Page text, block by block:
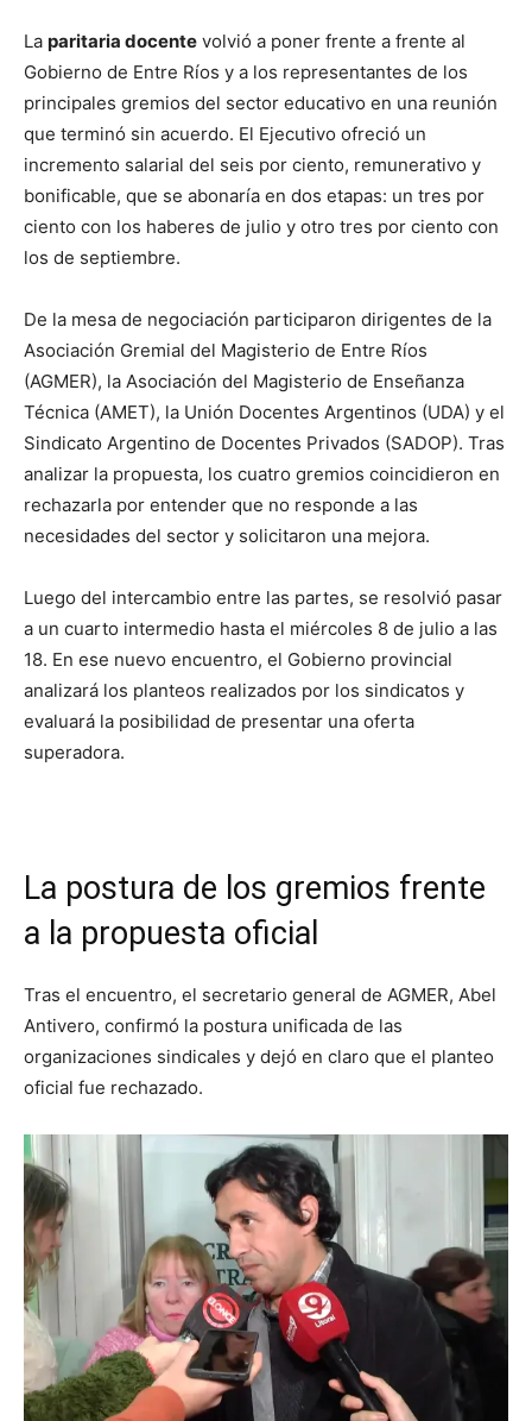
La paritaria docente volvió a poner frente a frente al
Gobierno de Entre Ríos y a los representantes de los
principales gremios del sector educativo en una reunión
que terminó sin acuerdo. El Ejecutivo ofreció un
incremento salarial del seis por ciento, remunerativo y
bonificable, que se abonaría en dos etapas: un tres por
ciento con los haberes de julio y otro tres por ciento con
los de septiembre.
De la mesa de negociación participaron dirigentes de la
Asociación Gremial del Magisterio de Entre Ríos
(AGMER), la Asociación del Magisterio de Enseñanza
Técnica (AMET), la Unión Docentes Argentinos (UDA) y el
Sindicato Argentino de Docentes Privados (SADOP). Tras
analizar la propuesta, los cuatro gremios coincidieron en
rechazarla por entender que no responde a las
necesidades del sector y solicitaron una mejora.
Luego del intercambio entre las partes, se resolvió pasar
a un cuarto intermedio hasta el miércoles 8 de julio a las
18. En ese nuevo encuentro, el Gobierno provincial
analizará los planteos realizados por los sindicatos y
evaluará la posibilidad de presentar una oferta
superadora.
La postura de los gremios frente
a la propuesta oficial
Tras el encuentro, el secretario general de AGMER, Abel
Antivero, confirmó la postura unificada de las
organizaciones sindicales y dejó en claro que el planteo
oficial fue rechazado.